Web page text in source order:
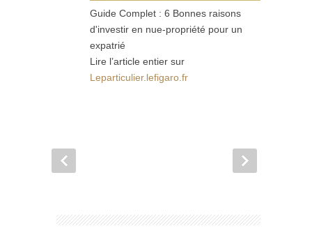
Guide Complet : 6 Bonnes raisons
d'investir en nue-propriété pour un
expatrié
Lire l’article entier sur
Leparticulier.lefigaro.fr